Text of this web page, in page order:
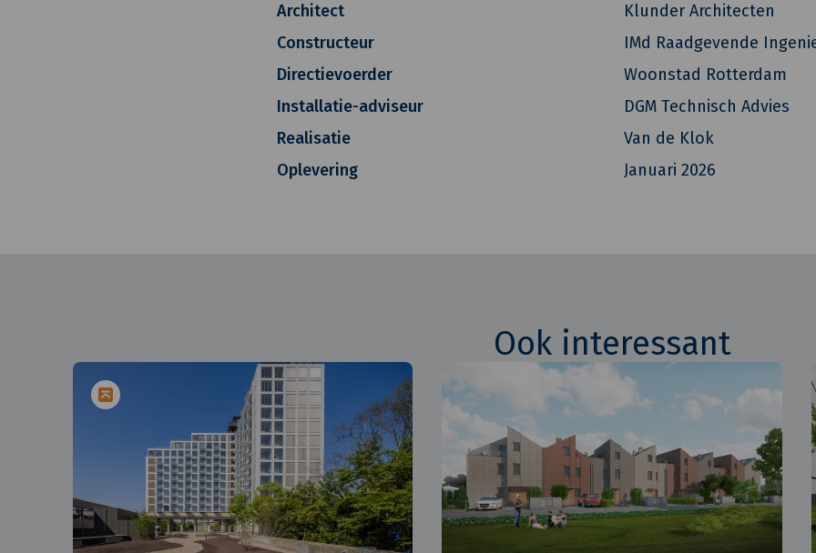
Architect
Klunder Architecten
Constructeur
IMd Raadgevende
Directievoerder
Woonstad Rotterdam
Installatie-adviseur
DGM Technisch Advies
Realisatie
Van de Klok
Oplevering
Januari 2026
Ook interessant